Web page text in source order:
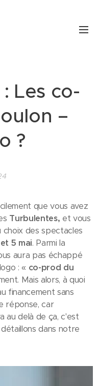
Les co-
–
?
que vous avez
Turbulentes, et vous
des spectacles
5 mai. Parmi la
aura pas échappé
: « co-prod du
Mais alors, à quoi
financement sans
réponse, car
au delà de ça, c'est
dans notre